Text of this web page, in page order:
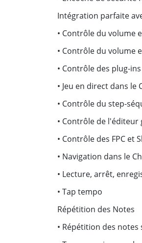
Intégration parfaite
• Contrôle du volume
• Contrôle du volume
• Contrôle des plug-
• Jeu en direct dans le
• Contrôle du step-
• Contrôle de l'éditeur
• Contrôle des FPC et
• Navigation dans le
• Lecture, arrêt,
• Tap tempo
Répétition des Notes
• Répétition des notes